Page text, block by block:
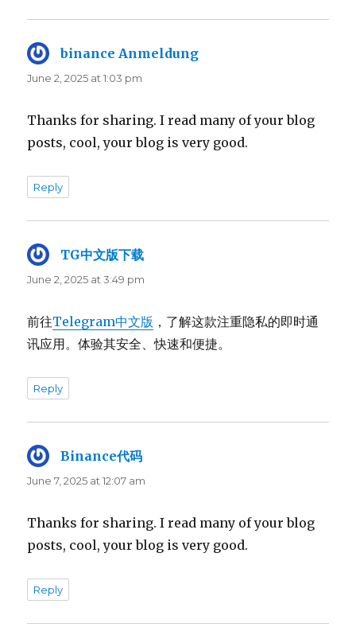
binance Anmeldung
June 2, 2025 at 1:03 pm
Thanks for sharing. I read many of your blog
posts, cool, your blog is very good.
Reply
TG中文版下载
June 2, 2025 at 3:49 pm
前往Telegram中文版 ，了解这款注重隐私的即时通
讯应用。体验其安全、快速和便捷。
Reply
Binance代码
June 7, 2025 at 12:07 am
Thanks for sharing. I read many of your blog
posts, cool, your blog is very good.
Reply